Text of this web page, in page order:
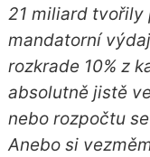
21 miliard tvořily
mandatorní
rozkrade 10% z
absolutně jistě
nebo rozpočtu
Anebo si